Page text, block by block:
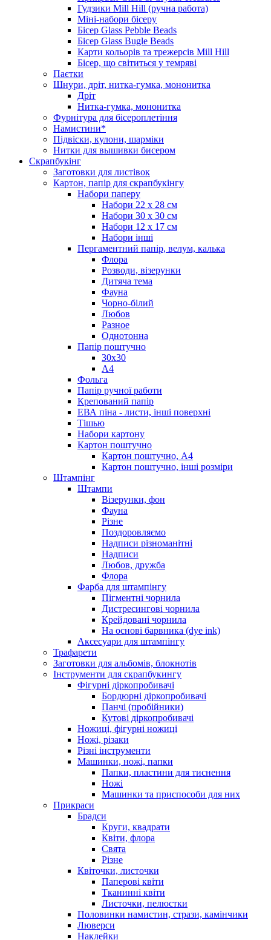
Гудзики Mill Hill (ручна работа)
Міні-набори бісеру
Бісер Glass Pebble Beads
Бісер Glass Bugle Beads
Карти кольорів та трежерсів Mill Hill
Бісер, що світиться у темряві
Паєтки
Шнури, дріт, нитка-гумка, мононитка
Дріт
Нитка-гумка, мононитка
Фурнітура для бісероплетіння
Намистини*
Підвіски, кулони, шарміки
Нитки для вышивки бисером
Скрапбукінг
Заготовки для листівок
Картон, папір для скрапбукінгу
Набори паперу
Набори 22 х 28 см
Набори 30 х 30 см
Набори 12 х 17 см
Набори інші
Пергаментний папір, велум, калька
Флора
Розводи, візерунки
Дитяча тема
Фауна
Чорно-білий
Любов
Разное
Однотонна
Папір поштучно
30х30
А4
Фольга
Папір ручної работи
Крепований папір
ЕВА піна - листи, інші поверхні
Тішью
Набори картону
Картон поштучно
Картон поштучно, А4
Картон поштучно, інші розміри
Штампінг
Штампи
Візерунки, фон
Фауна
Різне
Поздоровляємо
Надписи різноманітні
Надписи
Любов, дружба
Флора
Фарба для штампінгу
Пігментні чорнила
Дистресингові чорнила
Крейдовані чорнила
На основі барвника (dye ink)
Аксесуари для штампінгу
Трафарети
Заготовки для альбомів, блокнотів
Інструменти для скрапбукингу
Фігурні діркопробивачі
Бордюрні діркопробивачі
Панчі (пробійники)
Кутові діркопробивачі
Ножиці, фігурні ножиці
Ножі, різаки
Різні інструменти
Машинки, ножі, папки
Папки, пластини для тиснення
Ножі
Машинки та приспособи для них
Прикраси
Брадси
Круги, квадрати
Квіти, флора
Свята
Різне
Квіточки, листочки
Паперові квіти
Тканинні квіти
Листочки, пелюстки
Половинки намистин, стрази, камінчики
Люверси
Наклейки